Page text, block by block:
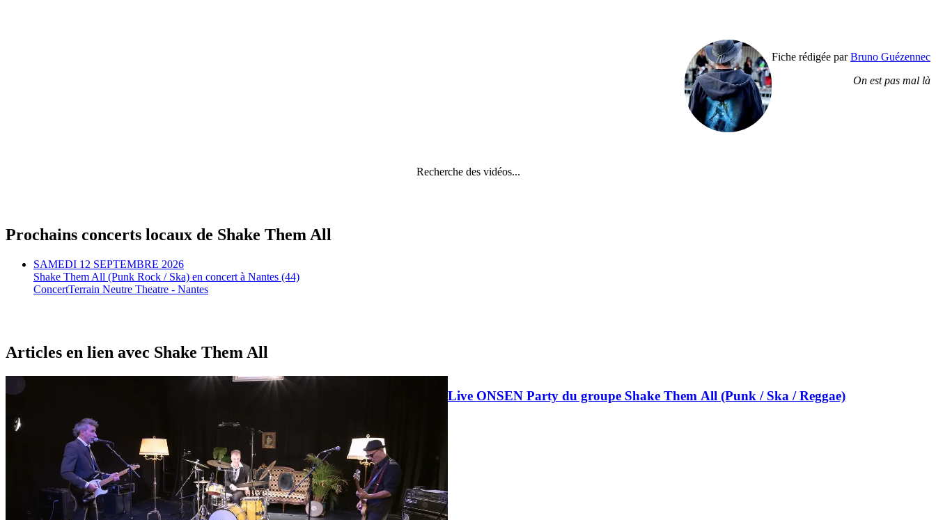
Fiche rédigée parBruno Guézennec
On est pas mal là
Recherche des vidéos...
Prochains concerts locaux de Shake Them All
SAMEDI 12 SEPTEMBRE 2026
Shake Them All (Punk Rock / Ska) en concert à Nantes (44)
ConcertTerrain Neutre Theatre - Nantes
Articles en lien avec Shake Them All
Live ONSEN Party du groupe Shake Them All (Punk / Ska / Reggae)